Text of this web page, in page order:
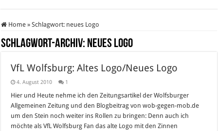
Home » Schlagwort: neues Logo
Schlagwort-Archiv: neues Logo
VfL Wolfsburg: Altes Logo/Neues Logo
4. August 2010 1
Hier und Heute nehme ich den Zeitungsartikel der Wolfsburger
Allgemeinen Zeitung und den Blogbeitrag von wob-gegen-mob.de
um den Stein noch weiter ins Rollen zu bringen: Denn auch ich
möchte als VfL Wolfsburg Fan das alte Logo mit den Zinnen